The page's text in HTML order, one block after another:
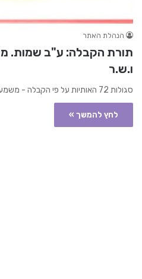
הנהלת האתר
תורת הקבלה: ע"ב שמות.
ו.ש.ר
סגולות 72 האותיות על פי הקבלה - משמעות ופירוש צרוף האותיות: ו.ש.ר.
לחץ להמשך »